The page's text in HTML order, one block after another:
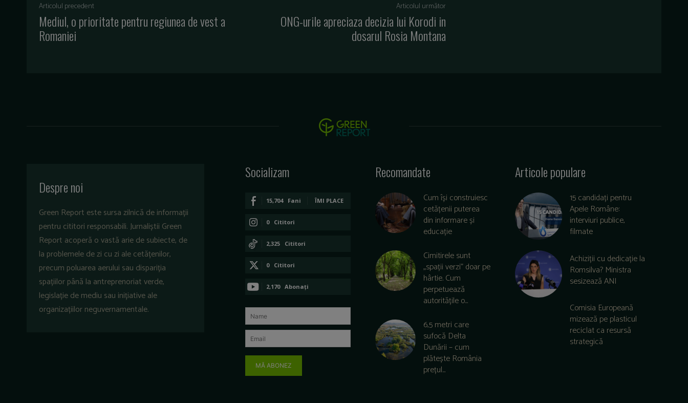
Articolul precedent
Mediul, o prioritate pentru regiunea de vest a
Romaniei
Articolul următor
ONG-urile apreciaza decizia lui Korodi in
dosarul Rosia Montana
Despre noi
Green Report este sursa zilnică de informații
pentru cititori responsabili. Jurnaliștii Green
Report acoperă o vastă arie de subiecte, de
la problemele de zi cu zi ale cetățenilor,
precum poluarea aerului sau dispariția
spațiilor până la antreprenoriat verde,
legislație de mediu sau inițiative ale
organizațiilor neguvernamentale.
Socializam
15,704 Fani ÎMI PLACE
0 Cititori
CONECTAȚI-VĂ
2,325 Cititori
0 Cititori
CONECTAȚI-VĂ
2,170 Abonați
ABONAȚI-VĂ
MĂ ABONEZ
Recomandate
Cum își construiesc
cetățenii puterea
din informare și
educație
Cimitirele sunt
„spații verzi” doar pe
hârtie. Cum
perpetuează
autoritățile o...
6,5 metri care
sufocă Delta
Dunării – cum
plătește România
prețul...
Articole populare
15 candidați pentru
Apele Române:
interviuri publice,
filmate
Achiziții cu dedicație la
Romsilva? Ministra
sesizează ANI
Comisia Europeană
mizează pe plasticul
reciclat ca resursă
strategică